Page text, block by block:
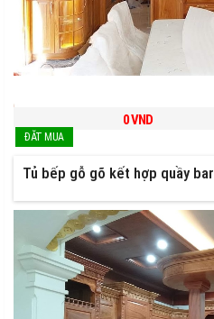
0VND
Tủ bếp gỗ gõ kết hợp quầy bar